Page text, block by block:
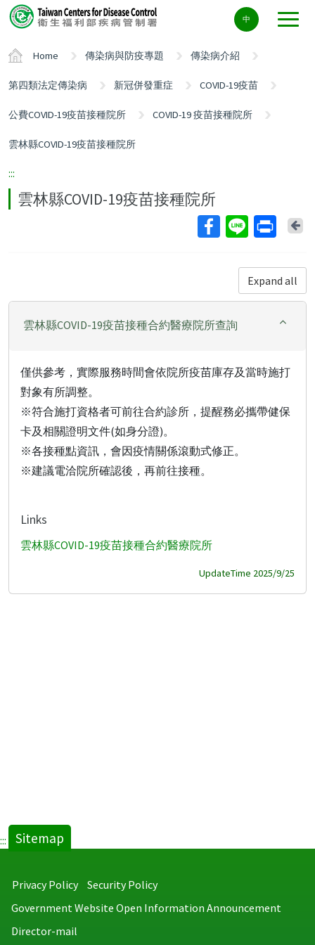
Center
block
中
Home 傳染病與防疫專題 傳染病介紹
第四類法定傳染病 新冠併發重症 COVID-19疫苗
公費COVID-19疫苗接種院所 COVID-19 疫苗接種院所
雲林縣COVID-19疫苗接種院所
:::
雲林縣COVID-19疫苗接種院所
Expand all
雲林縣COVID-19疫苗接種合約醫療院所查詢
僅供參考，實際服務時間會依院所疫苗庫存及當時施打
對象有所調整。
※符合施打資格者可前往合約診所，提醒務必攜帶健保
卡及相關證明文件(如身分證)。
※各接種點資訊，會因疫情關係滾動式修正。
※建議電洽院所確認後，再前往接種。
Links
雲林縣COVID-19疫苗接種合約醫療院所
UpdateTime 2025/9/25
::: Sitemap
Privacy Policy
Security Policy
Government Website Open Information Announcement
Director-mail